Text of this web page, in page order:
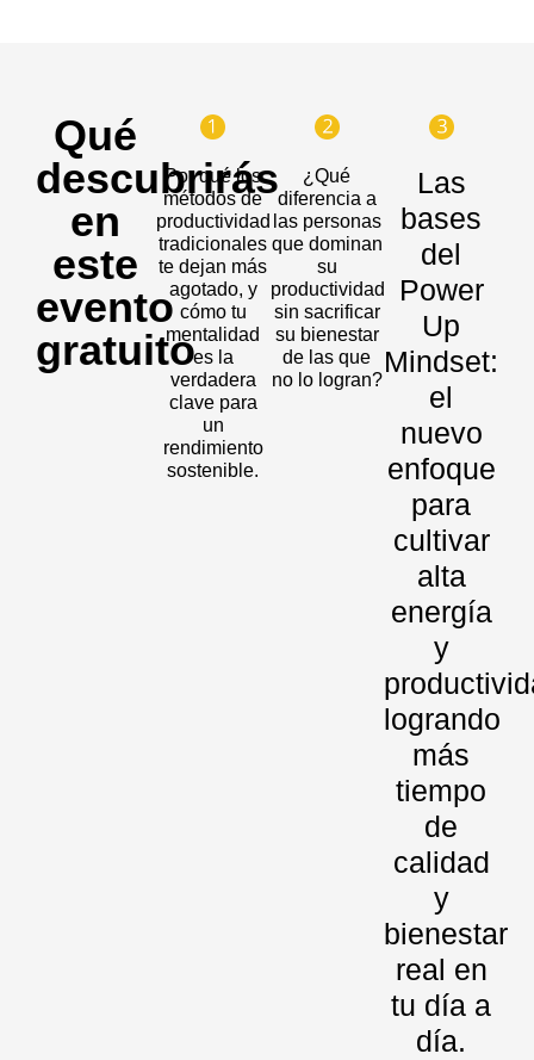
Qué
descubrirás
en
este
evento
gratuito
Por qué los
métodos de
productividad
tradicionales
te dejan más
agotado, y
cómo tu
mentalidad
es la
verdadera
clave para
un
rendimiento
sostenible.
¿Qué
diferencia a
las personas
que dominan
su
productividad
sin sacrificar
su bienestar
de las que
no lo logran?
Las
bases
del
Power
Up
Mindset:
el
nuevo
enfoque
para
cultivar
alta
energía
y
logrando
más
tiempo
de
calidad
y
bienestar
real en
tu día a
día.